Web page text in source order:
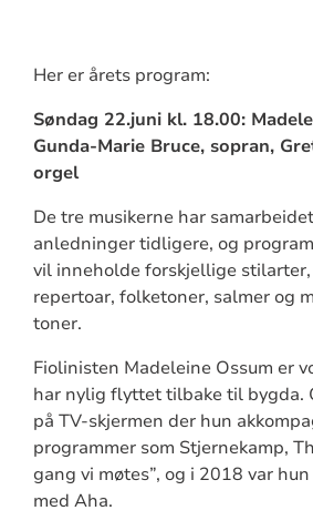
Her er årets program:
Søndag 22.juni kl. 18.00:
Gunda-Marie Bruce, sopran,
orgel
De tre musikerne har
anledninger tidligere, og
vil inneholde forskjellige stilarter,
repertoar, folketoner, salmer og
toner.
Fiolinisten Madeleine Ossum er
har nylig flyttet tilbake til bygda.
på TV-skjermen der hun
programmer som Stjernekamp,
gang vi møtes”, og i 2018 var
med Aha.